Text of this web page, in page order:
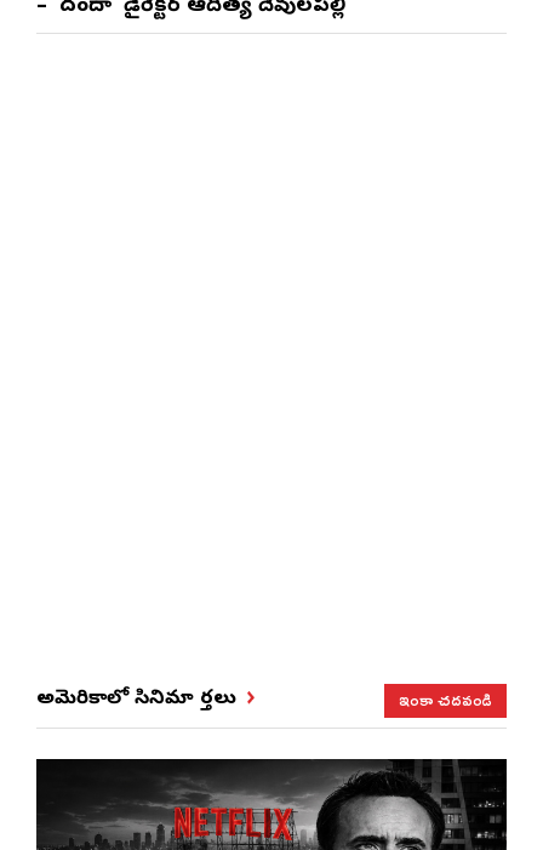
– ‘దందా’ డైరెక్ట‌ర్ ఆదిత్య దేవులపల్లి
అమెరికాలో సినిమా వార్తలు ఇంకా చదవండి